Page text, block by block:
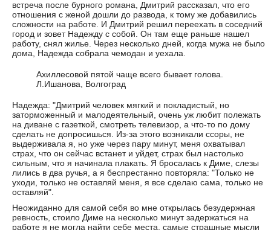
встреча после бурного романа, Дмитрий рассказал, что его
отношения с женой дошли до развода, к тому же добавились
сложности на работе. И Дмитрий решил переехать в соседний
город и зовет Надежду с собой. Он там еще раньше нашел
работу, снял жилье. Через несколько дней, когда мужа не было
дома, Надежда собрала чемодан и уехала.
Ахиллесовой пятой чаще всего бывает голова.
Л.Ишанова, Волгоград
Надежда: "Дмитрий человек мягкий и покладистый, но
заторможенный и малодеятельный, очень уж любит полежать
на диване с газеткой, смотреть телевизор, а что-то по дому
сделать не допросишься. Из-за этого возникали ссоры, не
выдерживала я, но уже через пару минут, меня охватывал
страх, что он сейчас встанет и уйдет, страх был настолько
сильным, что я начинала плакать. Я бросалась к Диме, слезы
лились в два ручья, а я беспрестанно повторяла: "Только не
уходи, только не оставляй меня, я все сделаю сама, только не
оставляй".
Неожиданно для самой себя во мне открылась безудержная
ревность, стоило Диме на несколько минут задержаться на
работе я не могла найти себе места, самые страшные мысли